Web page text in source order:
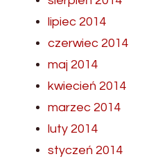
lipiec 2014
czerwiec 2014
maj 2014
kwiecień 2014
marzec 2014
luty 2014
styczeń 2014